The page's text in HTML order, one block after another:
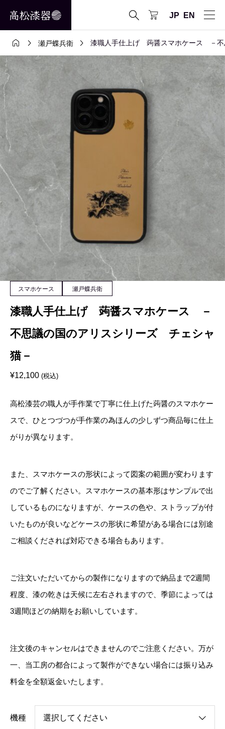
 JP EN
  瀬戸蝶兵衛  漆職人手仕上げ 蒟醤スマホケース －
スマホケース 瀬戸蝶兵衛
漆職人手仕上げ 蒟醤スマホケース －
不思議の国のアリスシリーズ チェシャ
猫－
¥12,100 (税込)
高松漆芸の職人が手作業で丁寧に仕上げた蒟醤のスマホケー
スで、ひとつづつが手作業の為ほんの少しずつ商品毎に仕上
がりが異なります。
また、スマホケースの形状によって図案の範囲が変わります
のでご了解ください。スマホケースの基本形はサンプルで出
しているものになりますが、ケースの色や、ストラップが付
いたものが良いなどケースの形状に希望がある場合には別途
ご相談くだされば対応できる場合もあります。
ご注文いただいてからの製作になりますので納品まで2週間
程度、漆の乾きは天候に左右されますので、季節によっては
3週間ほどの納期をお願いしています。
注文後のキャンセルはできませんのでご注意ください。万が
一、当工房の都合によって製作ができない場合には振り込み
料金を全額返金いたします。
機種